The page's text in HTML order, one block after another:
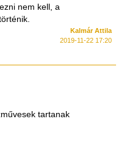
nem kell, a
Kalmár Attila
2019-11-22 17:20
tartanak